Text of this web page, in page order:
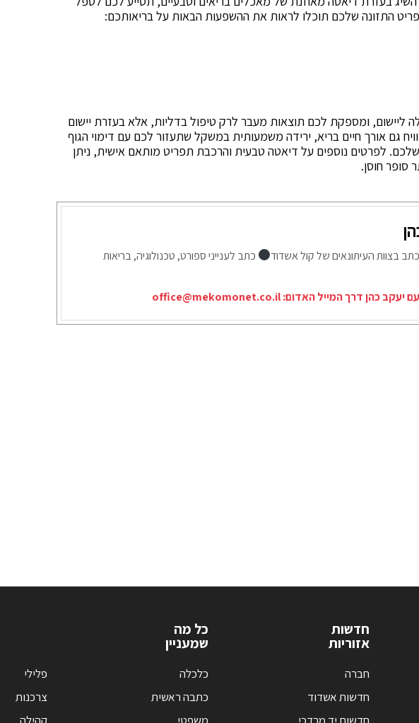
התזונה שלכם תוכלו לראות את ההשפעות הבאות על בריאותכם:
ליישום, ומספקת לכם תוצאות מעבר לרק טיפול בדליות, אלא בעזרת יישום
גם אורך חיים בריא, ירידה משמעותית במשקל שתעזור לכם עם דימוי הגוף
לפרטים נוספים על דיאטה טבעית והרכבת תפריט מותאם אישית, ניתן
סופר חוסן.
בצוות העיתונאים של קול אשדוד
כתב לענייני ספורט, טכנולוגיה, בריאות
יעקב כהן דרך המייל האדום:office@mekomonet.co.il
חדשות
אזוריות
חברה
חדשות אשדוד
כל מה
שמעניין
כלכלה
כתבה ראשית
פלילי
צרכנות